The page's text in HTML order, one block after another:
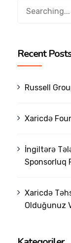
Recent
Russell
Xaricdə
İngiltərə
Sponsorluq
Xaricdə
Olduğunuz